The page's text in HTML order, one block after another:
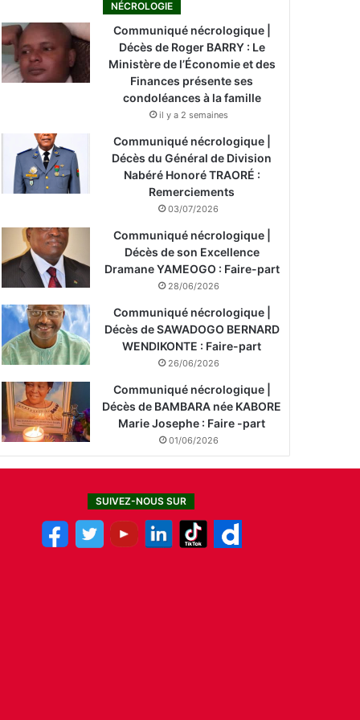
NÉCROLOGIE
Communiqué nécrologique |
Décès de Roger BARRY : Le
Ministère de l’Économie et des
Finances présente ses
condoléances à la famille
il y a 2 semaines
Communiqué nécrologique |
Décès du Général de Division
Nabéré Honoré TRAORÉ :
Remerciements
03/07/2026
Communiqué nécrologique |
Décès de son Excellence
Dramane YAMEOGO : Faire-part
28/06/2026
Communiqué nécrologique |
Décès de SAWADOGO BERNARD
WENDIKONTE : Faire-part
26/06/2026
Communiqué nécrologique |
Décès de BAMBARA née KABORE
Marie Josephe : Faire -part
01/06/2026
SUIVEZ-NOUS SUR